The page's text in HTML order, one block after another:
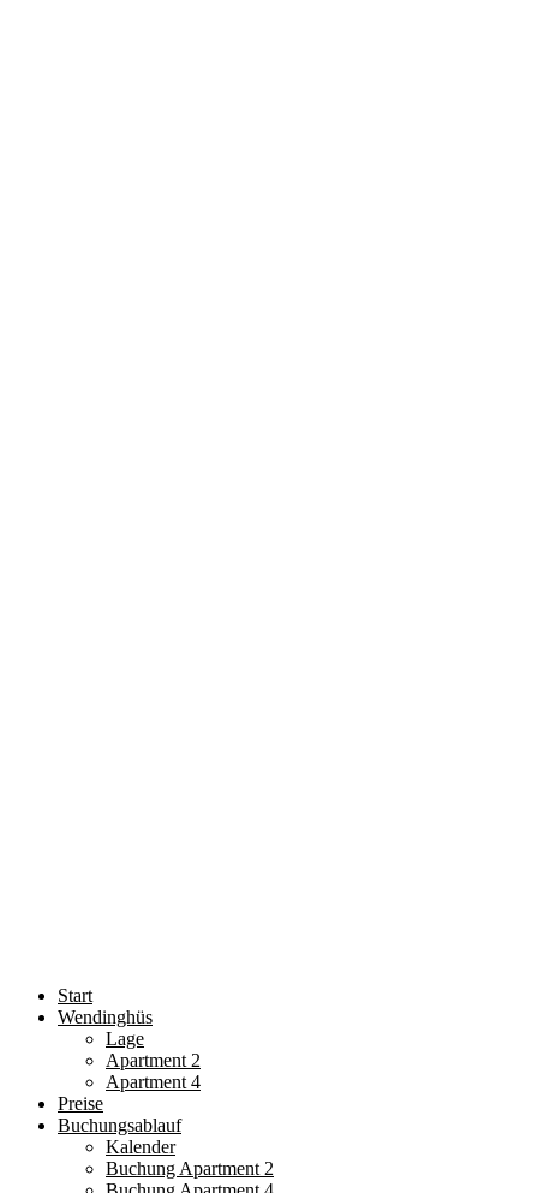
Start
Wendinghüs
Lage
Apartment 2
Apartment 4
Preise
Buchungsablauf
Kalender
Buchung Apartment 2